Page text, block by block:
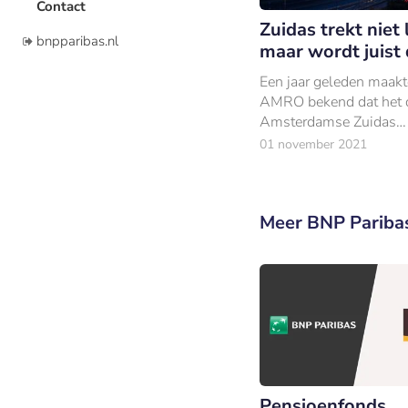
Contact
bnpparibas.nl
Zuidas trekt niet
maar wordt juist
Een jaar geleden
AMRO bekend dat het
Amsterdamse Zuidas
grotendeels zou
01 november 2021
Meer BNP